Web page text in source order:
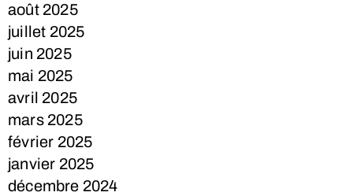
août 2025
juillet 2025
juin 2025
mai 2025
avril 2025
mars 2025
février 2025
janvier 2025
décembre 2024